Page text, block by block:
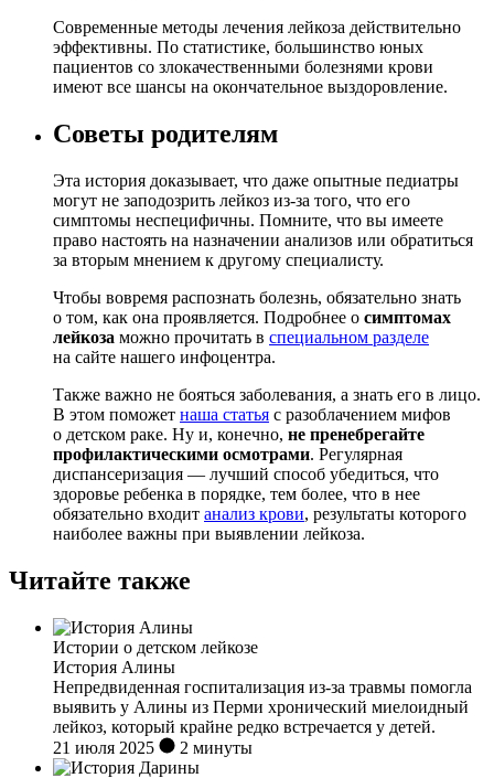
Современные методы лечения лейкоза действительно
эффективны. По статистике, большинство юных
пациентов со злокачественными болезнями крови
имеют все шансы на окончательное выздоровление.
Советы родителям
Эта история доказывает, что даже опытные педиатры
могут не заподозрить лейкоз из-за того, что его
симптомы неспецифичны. Помните, что вы имеете
право настоять на назначении анализов или обратиться
за вторым мнением к другому специалисту.
Чтобы вовремя распознать болезнь, обязательно знать
о том, как она проявляется. Подробнее о симптомах
лейкоза можно прочитать в специальном разделе
на сайте нашего инфоцентра.
Также важно не бояться заболевания, а знать его в лицо.
В этом поможет наша статья с разоблачением мифов
о детском раке. Ну и, конечно, не пренебрегайте
профилактическими осмотрами. Регулярная
диспансеризация — лучший способ убедиться, что
здоровье ребенка в порядке, тем более, что в нее
обязательно входит анализ крови, результаты которого
наиболее важны при выявлении лейкоза.
Читайте также
Истории о детском лейкозе
История Алины
Непредвиденная госпитализация из-за травмы помогла
выявить у Алины из Перми хронический миелоидный
лейкоз, который крайне редко встречается у детей.
21 июля 2025
2 минуты